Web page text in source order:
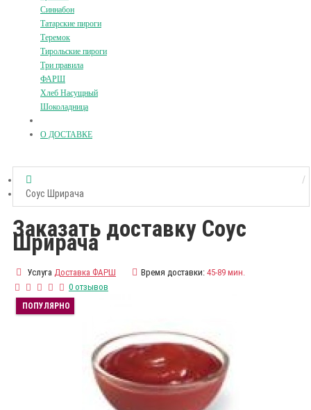
Синнабон
Татарские пироги
Теремок
Тирольские пироги
Три правила
ФАРШ
Хлеб Насущный
Шоколадница
О ДОСТАВКЕ
Соус Шрирача
Заказать доставку Соус
Шрирача
Услуга Доставка ФАРШ Время доставки: 45-89 мин.
0 отзывов
ПОПУЛЯРНО